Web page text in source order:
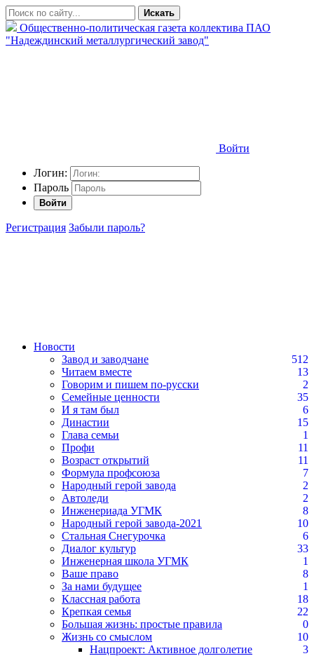
Искать
Общественно-политическая газета коллектива ПАО
"Надеждинский металлургический завод"
Войти
Логин:
Пароль
Войти
Регистрация Забыли пароль?
Новости
Завод и заводчане
512
Читаем вместе
13
Говорим и пишем по-русски
2
Семейные ценности
35
И я там был
6
Династии
15
Глава семьи
1
Профи
11
Возраст открытий
11
Формула профсоюза
7
Народный герой завода
2
Автоледи
2
Инженериада УГМК
8
Народный герой завода-2021
10
Стальная Снегурочка
6
Диалог культур
33
Инженерная школа УГМК
1
Ваше право
8
За нами будущее
1
Классная работа
18
Крепкая семья
22
Большая жизнь: простые правила
0
Жизнь со смыслом
10
Нацпроект: Активное долголетие
3